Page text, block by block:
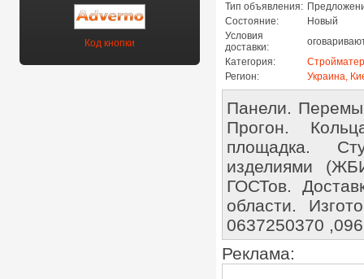
Код кнопки
Тип объявления:
Состояние:
Новый
Условия
доставки:
Категория:
Регион:
Украина,
Панели.
Прогон.
площадка.
изделиями
ГОСТов.
области.
0637250370
Реклама: